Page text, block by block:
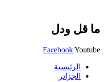
ما قل ودل
FacebookYoutube
الرئيسية
الجزائر